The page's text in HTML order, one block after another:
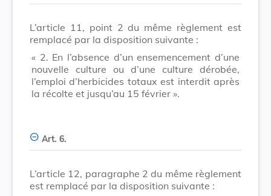
L’article 11, point 2 du même règlement est
remplacé par la disposition suivante :
« 2. En l’absence d’un ensemencement d’une
nouvelle culture ou d’une culture dérobée,
l’emploi d’herbicides totaux est interdit après
la récolte et jusqu’au 15 février ».
Art. 6.
L’article 12, paragraphe 2 du même règlement
est remplacé par la disposition suivante :